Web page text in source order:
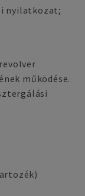
nyilatkozat;
működése.